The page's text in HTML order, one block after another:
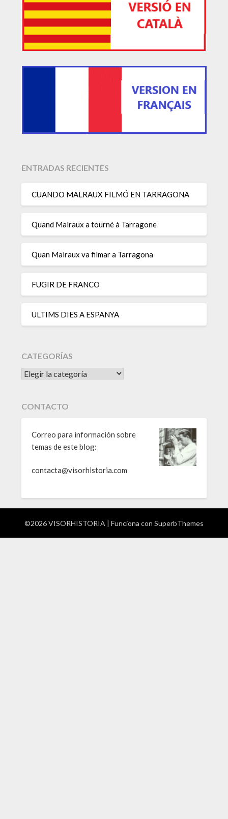
ENTRADAS RECIENTES
CUANDO MALRAUX FILMÓ EN TARRAGONA
Quand Malraux a tourné à Tarragone
Quan Malraux va filmar a Tarragona
FUGIR DE FRANCO
ULTIMS DIES A ESPANYA
CATEGORÍAS
CATEGORÍAS
CONTACTO
Correo para información sobre
temas de este blog:
contacta@visorhistoria.com
©2026 VISORHISTORIA | Funciona con SuperbThemes